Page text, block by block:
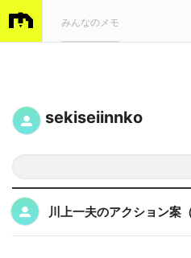
みんなのメモ
sekiseiinnko
川上一夫のアクション案